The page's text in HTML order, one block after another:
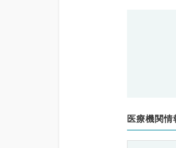
医療機関情